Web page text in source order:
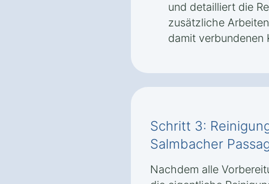
und detailliert die
zusätzliche
damit verbundenen
Schritt 3:
Salmbacher
Nachdem alle